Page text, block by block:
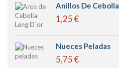
Anillos De
1,25 €
Nueces Peladas
5,75 €